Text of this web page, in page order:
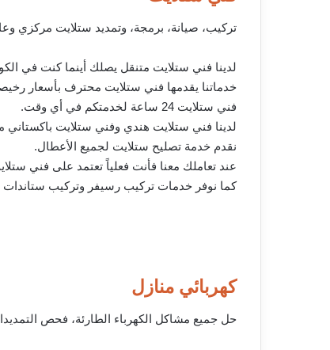
تركيب، صيانة، برمجة، وتمديد ستلايت مركزي
لدينا فني ستلايت متنقل يصلك أينما كنت في
خدماتنا يقدمها فني ستلايت محترف بأسعار
فني ستلايت 24 ساعة لخدمتكم في أي وقت.
لدينا فني ستلايت هندي وفني ستلايت
نقدم خدمة تصليح ستلايت لجميع الأعطال.
عند تعاملك معنا فأنت فعلياً تعتمد على فني
كما نوفر خدمات تركيب رسيفر وتركيب
كهربائي منازل
حل جميع مشاكل الكهرباء الطارئة، فحص